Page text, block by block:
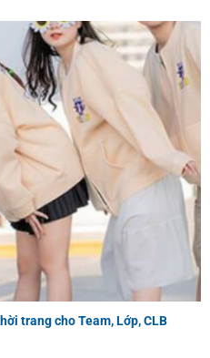
trang cho Team, Lớp, CLB